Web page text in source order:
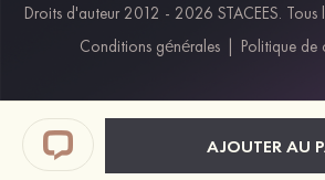
AJOUTER AU
Modes de paiement
Klarna
Paypal
Réductions étudiants &
Droits d'auteur 2012 - 2026 STACEES. Tous
Conditions générales | Politique